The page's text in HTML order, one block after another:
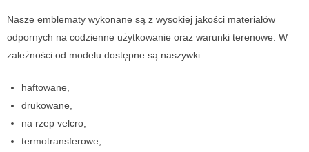
Nasze emblematy wykonane są z wysokiej jakości materiałów
odpornych na codzienne użytkowanie oraz warunki terenowe. W
zależności od modelu dostępne są naszywki:
haftowane,
drukowane,
na rzep velcro,
termotransferowe,